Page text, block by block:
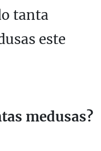
tanta
este
medusas?